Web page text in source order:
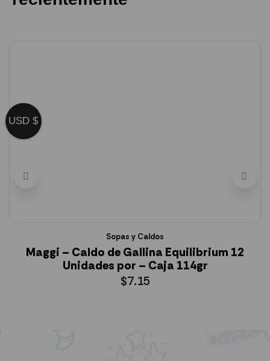
Sopas y Caldos
Maggi – Caldo de Gallina Equilibrium 12
Unidades por – Caja 114gr
$7.15
USD $